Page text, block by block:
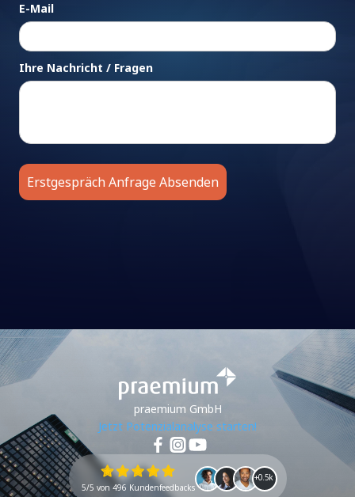
E-Mail
Ihre Nachricht / Fragen
praemium GmbH
Jetzt Potenzialanalyse starten!
5/5 von 496 Kundenfeedbacks
+0.5k